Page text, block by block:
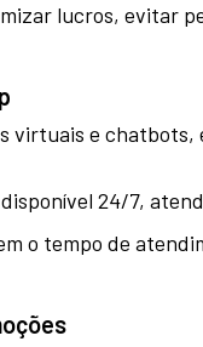
lucros, evitar
e
24/7,
o tempo de